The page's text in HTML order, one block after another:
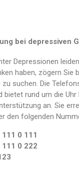
bei depressiven
Depressionen
haben, zögern Sie
zu suchen. Die
bietet rund um die
an. Sie
den folgenden
0 111
111 0 222